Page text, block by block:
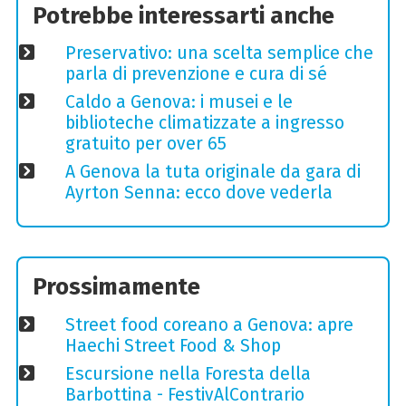
Potrebbe interessarti anche
Preservativo: una scelta semplice che
parla di prevenzione e cura di sé
Caldo a Genova: i musei e le
biblioteche climatizzate a ingresso
gratuito per over 65
A Genova la tuta originale da gara di
Ayrton Senna: ecco dove vederla
Prossimamente
Street food coreano a Genova: apre
Haechi Street Food & Shop
Escursione nella Foresta della
Barbottina - FestivAlContrario